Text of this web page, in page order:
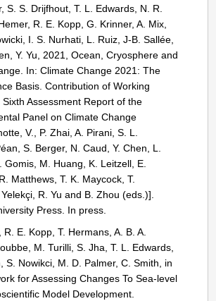
S. S. Drijfhout, T. L. Edwards, N. R.
R. E. Kopp, G. Krinner, A. Mix,
I. S. Nurhati, L. Ruiz, J-B. Sallée,
Y. Yu, 2021, Ocean, Cryosphere and
In: Climate Change 2021: The
Basis. Contribution of Working
Assessment Report of the
Panel on Climate Change
V., P. Zhai, A. Pirani, S. L.
S. Berger, N. Caud, Y. Chen, L.
Gomis, M. Huang, K. Leitzell, E.
Matthews, T. K. Maycock, T.
R. Yu and B. Zhou (eds.)].
Press. In press.
E. Kopp, T. Hermans, A. B. A.
M. Turilli, S. Jha, T. L. Edwards,
S. Nowikci, M. D. Palmer, C. Smith, in
for Assessing Changes To Sea-level
Model Development.